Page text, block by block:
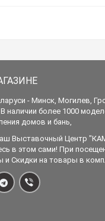
- Минск, Могилев,
наличии более 1000
домов и бань,
Выставочный Центр
в этом сами! При
и Скидки на товары в